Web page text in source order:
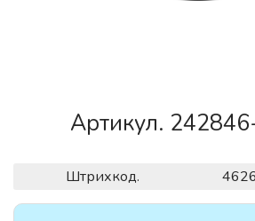
Артикул.
Штрихкод.